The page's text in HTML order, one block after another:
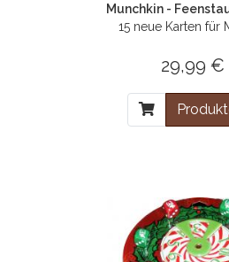
Munchkin -
15 neue Karten für
29,99 €